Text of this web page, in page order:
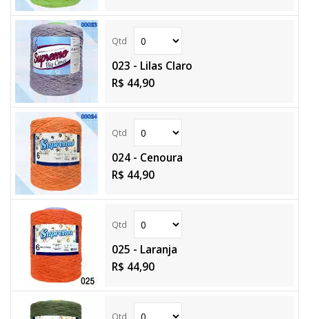
023 - Lilas Claro
R$ 44,90
024 - Cenoura
R$ 44,90
025 - Laranja
R$ 44,90